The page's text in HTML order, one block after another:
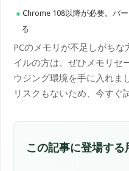
Chrome 108以降が必要。バ
る
PCのメモリが不足しがち
イルの方は、ぜひメモリセ
ウジング環境を手に入れま
リスクもないため、今すぐ
この記事に登場する